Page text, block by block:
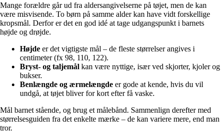
Mange forældre går ud fra aldersangivelserne på tøjet, men de kan
være misvisende. To børn på samme alder kan have vidt forskellige
kropsmål. Derfor er det en god idé at tage udgangspunkt i barnets
højde og drøjde.
Højde er det vigtigste mål – de fleste størrelser angives i
centimeter (fx 98, 110, 122).
Bryst- og taljemål kan være nyttige, især ved skjorter, kjoler og
bukser.
Benlængde og ærmelængde er gode at kende, hvis du vil
undgå, at tøjet bliver for kort efter få vaske.
Mål barnet stående, og brug et målebånd. Sammenlign derefter med
størrelsesguiden fra det enkelte mærke – de kan variere mere, end man
tror.